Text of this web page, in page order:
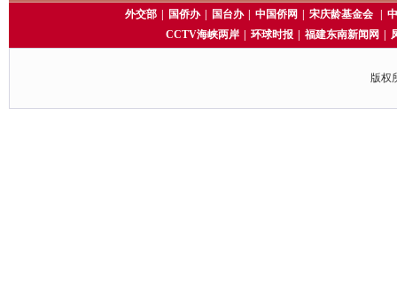
外交部 国侨办 国台办 中国侨网 宋庆龄基金会
CCTV海峡两岸
环球时报 福建东南新闻网
版权